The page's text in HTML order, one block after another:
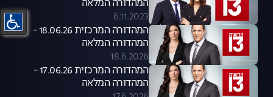
המהדורה המלאה
6.11.2023
המהדורה המרכזית 18.06.26 -
המהדורה המלאה
18.6.2026
המהדורה המרכזית 17.06.26 -
המהדורה המלאה